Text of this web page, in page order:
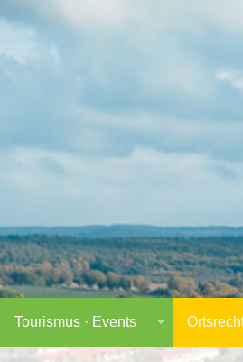
Tourismus · Events